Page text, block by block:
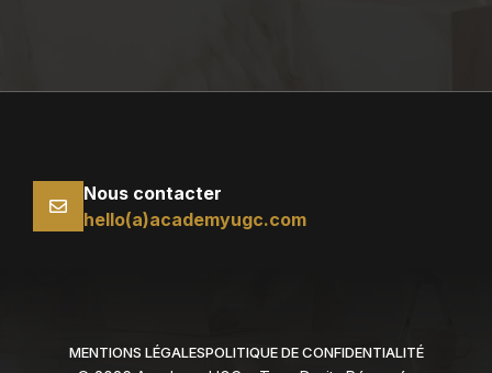
Nous contacter
hello(a)academyugc.com
MENTIONS LÉGALESPOLITIQUE DE CONFIDENTIALITÉ